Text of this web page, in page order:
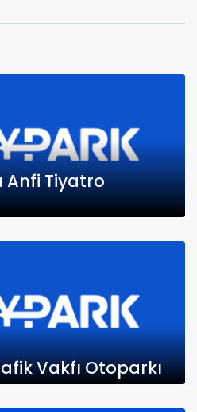
Anfi Tiyatro
Vakfı Otoparkı